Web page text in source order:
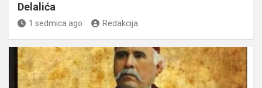
Delalića
1 sedmica ago Redakcija